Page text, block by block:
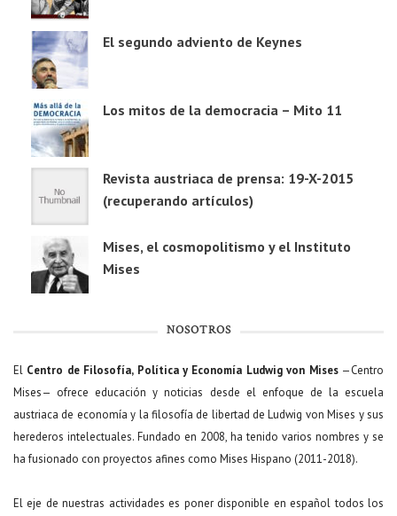
El segundo adviento de Keynes
Los mitos de la democracia – Mito 11
Revista austriaca de prensa: 19-X-2015
(recuperando artículos)
Mises, el cosmopolitismo y el Instituto
Mises
NOSOTROS
El Centro de Filosofía, Política y Economía Ludwig von Mises—Centro
Mises— ofrece educación y noticias desde el enfoque de la escuela
austriaca de economía y la filosofía de libertad de Ludwig von Mises y sus
herederos intelectuales. Fundado en 2008, ha tenido varios nombres y se
ha fusionado con proyectos afines como Mises Hispano (2011-2018).
El eje de nuestras actividades es poner disponible en español todos los